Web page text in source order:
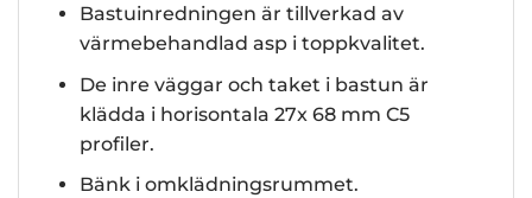
Bastuinredningen är tillverkad av
värmebehandlad asp i toppkvalitet.
De inre väggar och taket i bastun är
klädda i horisontala 27x 68 mm C5
profiler.
Bänk i omklädningsrummet.